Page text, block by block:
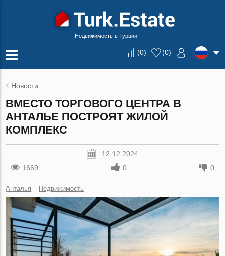
Недвижимость в Турции
(0) (0)
Новости
ВМЕСТО ТОРГОВОГО ЦЕНТРА В
АНТАЛЬЕ ПОСТРОЯТ ЖИЛОЙ
КОМПЛЕКС
12.12.2024
1669
0 0
Анталья Недвижимость